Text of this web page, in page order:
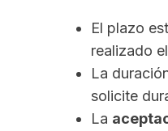
El plazo
realizado
La
solicite
La